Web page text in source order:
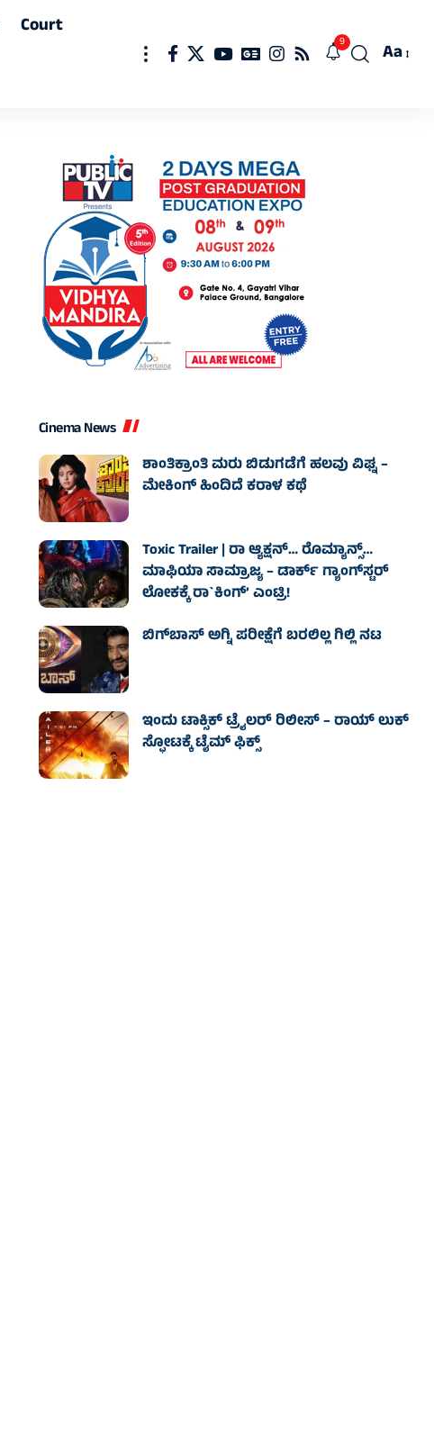
Court
9
Font
Aa
Cinema News
ಶಾಂತಿಕ್ರಾಂತಿ ಮರು ಬಿಡುಗಡೆಗೆ ಹಲವು ವಿಘ್ನ –
ಮೇಕಿಂಗ್ ಹಿಂದಿದೆ ಕರಾಳ ಕಥೆ
Toxic Trailer | ರಾ ಆ್ಯಕ್ಷನ್‌… ರೊಮ್ಯಾನ್ಸ್‌…
ಮಾಫಿಯಾ ಸಾಮ್ರಾಜ್ಯ – ಡಾರ್ಕ್‌ ಗ್ಯಾಂಗ್‌ಸ್ಟರ್‌
ಲೋಕಕ್ಕೆ ರಾ`ಕಿಂಗ್‌’ ಎಂಟ್ರಿ!
ಬಿಗ್‌ಬಾಸ್ ಅಗ್ನಿ ಪರೀಕ್ಷೆಗೆ ಬರಲಿಲ್ಲ ಗಿಲ್ಲಿ ನಟ
ಇಂದು ಟಾಕ್ಸಿಕ್ ಟ್ರೈಲರ್ ರಿಲೀಸ್‌ – ರಾಯ್‌ ಲುಕ್
ಸ್ಫೋಟಕ್ಕೆ ಟೈಮ್‌ ಫಿಕ್ಸ್‌